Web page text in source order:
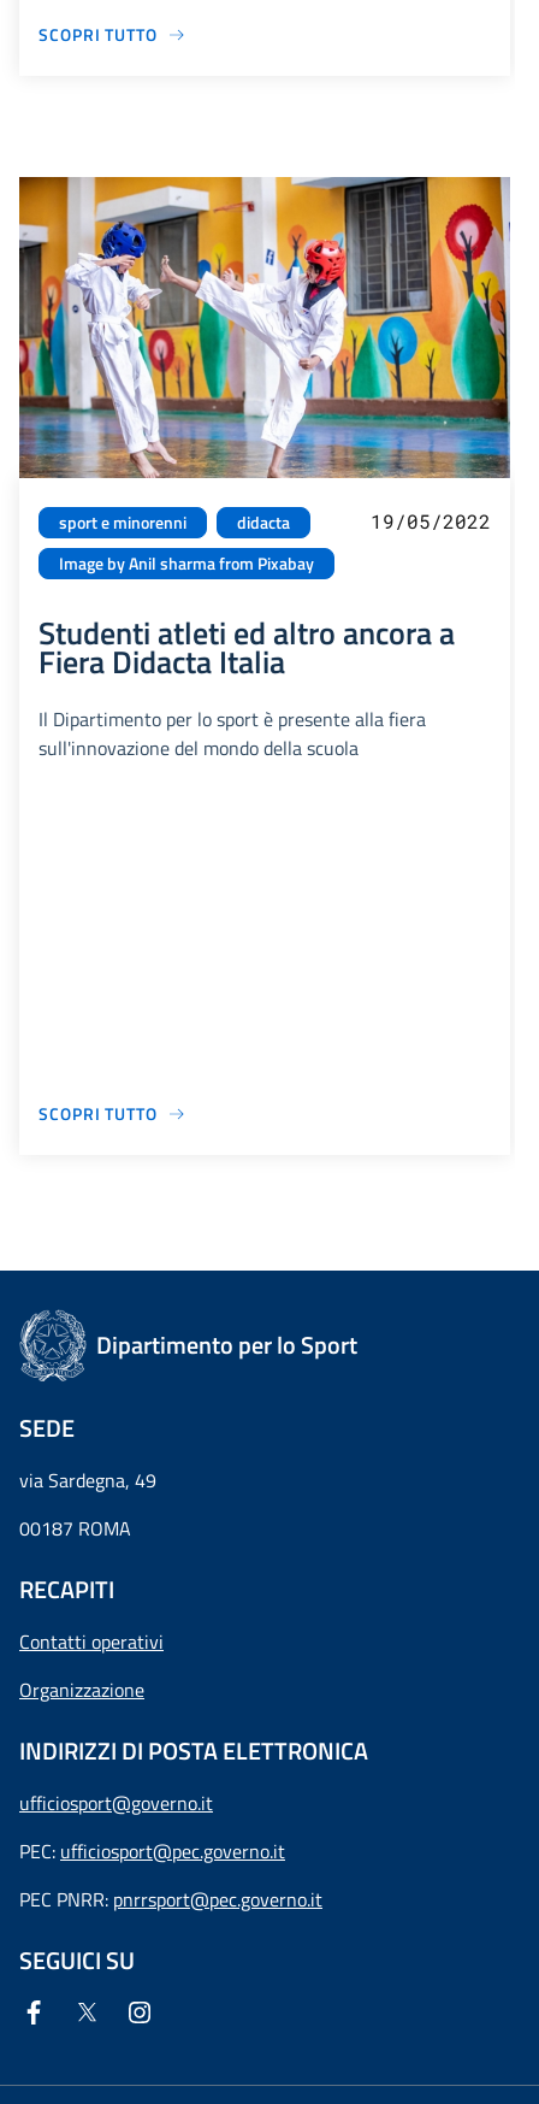
SCOPRI TUTTO
sport e minorenni
didacta
Image by Anil sharma from Pixabay
19/05/2022
Studenti atleti ed altro ancora a
Fiera Didacta Italia
Il Dipartimento per lo sport è presente alla fiera
sull'innovazione del mondo della scuola
SCOPRI TUTTO
Dipartimento per lo Sport
SEDE
via Sardegna, 49
00187 ROMA
RECAPITI
Contatti operativi
Organizzazione
INDIRIZZI DI POSTA ELETTRONICA
ufficiosport@governo.it
PEC: ufficiosport@pec.governo.it
PEC PNRR: pnrrsport@pec.governo.it
SEGUICI SU